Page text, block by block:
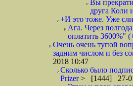
Вы
друга Коли
+И это тоже. Уже
Ага. Через
оплатить 3600%"
Очень очень тупой
задним числом и без
2018 10:47
Сколько было
Prizer> [1444] 27-